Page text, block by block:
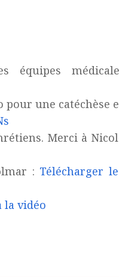
équipes
pour une catéchèse
Merci à
: Télécharger
la vidéo